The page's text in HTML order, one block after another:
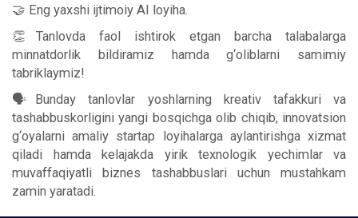
🤝 Eng yaxshi ijtimoiy AI loyiha.
👏Tanlovda faol ishtirok etgan barcha talabalarga
minnatdorlik bildiramiz hamda g‘oliblarni samimiy
tabriklaymiz!
🗣Bunday tanlovlar yoshlarning kreativ tafakkuri va
tashabbuskorligini yangi bosqichga olib chiqib, innovatsion
g‘oyalarni amaliy startap loyihalarga aylantirishga xizmat
qiladi hamda kelajakda yirik texnologik yechimlar va
muvaffaqiyatli biznes tashabbuslari uchun mustahkam
zamin yaratadi.